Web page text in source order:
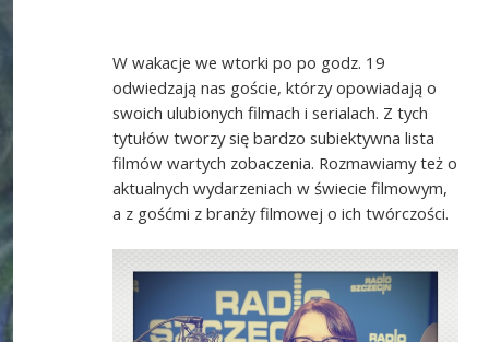
W wakacje we wtorki po po godz. 19
odwiedzają nas goście, którzy opowiadają o
swoich ulubionych filmach i serialach. Z tych
tytułów tworzy się bardzo subiektywna lista
filmów wartych zobaczenia. Rozmawiamy też o
aktualnych wydarzeniach w świecie filmowym,
a z gośćmi z branży filmowej o ich twórczości.